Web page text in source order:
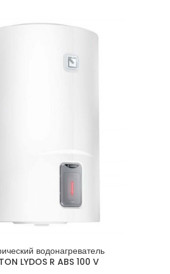
водонагреватель
LYDOS R ABS 100 V